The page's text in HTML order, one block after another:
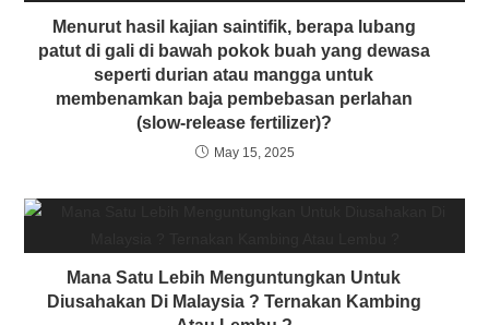
Menurut hasil kajian saintifik, berapa lubang
patut di gali di bawah pokok buah yang dewasa
seperti durian atau mangga untuk
membenamkan baja pembebasan perlahan
(slow-release fertilizer)?
May 15, 2025
Mana Satu Lebih Menguntungkan Untuk
Diusahakan Di Malaysia ? Ternakan Kambing